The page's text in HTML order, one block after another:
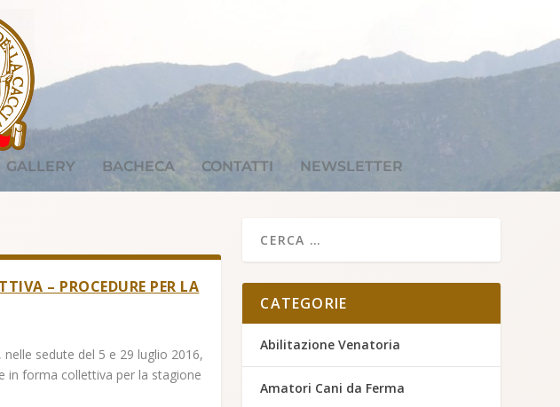
GALLERY BACHECA CONTATTI NEWSLETTER
– PROCEDURE PER LA
nelle sedute del 5 e 29 luglio 2016,
in forma collettiva per la stagione
CATEGORIE
Abilitazione Venatoria
Amatori Cani da Ferma